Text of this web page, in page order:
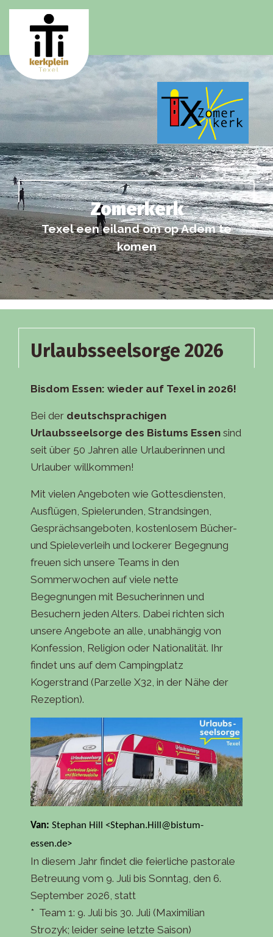
Zomerkerk
Texel een eiland om op Adem te
komen
Urlaubsseelsorge 2026
Bisdom Essen: wieder auf Texel in 2026!
Bei der deutschsprachigen
Urlaubsseelsorge des Bistums Essen sind
seit über 50 Jahren alle Urlauberinnen und
Urlauber willkommen!
Mit vielen Angeboten wie Gottesdiensten,
Ausflügen, Spielerunden, Strandsingen,
Gesprächsangeboten, kostenlosem Bücher-
und Spieleverleih und lockerer Begegnung
freuen sich unsere Teams in den
Sommerwochen auf viele nette
Begegnungen mit Besucherinnen und
Besuchern jeden Alters. Dabei richten sich
unsere Angebote an alle, unabhängig von
Konfession, Religion oder Nationalität. Ihr
findet uns auf dem Campingplatz
Kogerstrand (Parzelle X32, in der Nähe der
Rezeption).
Van: Stephan Hill <Stephan.Hill@bistum-
essen.de>
In diesem Jahr findet die feierliche pastorale
Betreuung vom 9. Juli bis Sonntag, den 6.
September 2026, statt
* Team 1: 9. Juli bis 30. Juli (Maximilian
Strozyk; leider seine letzte Saison)